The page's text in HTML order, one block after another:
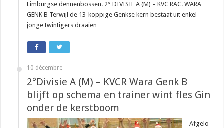
Limburgse dennenbossen. 2° DIVISIE A (M) – KVC RAC. WARA
GENK B Terwijl de 13-koppige Genkse kern bestaat uit enkel
jonge twintigers draaien …
10 décembre
2°Divisie A (M) – KVCR Wara Genk B
blijft op schema en trainer wint fles Gin
onder de kerstboom
Afgelo